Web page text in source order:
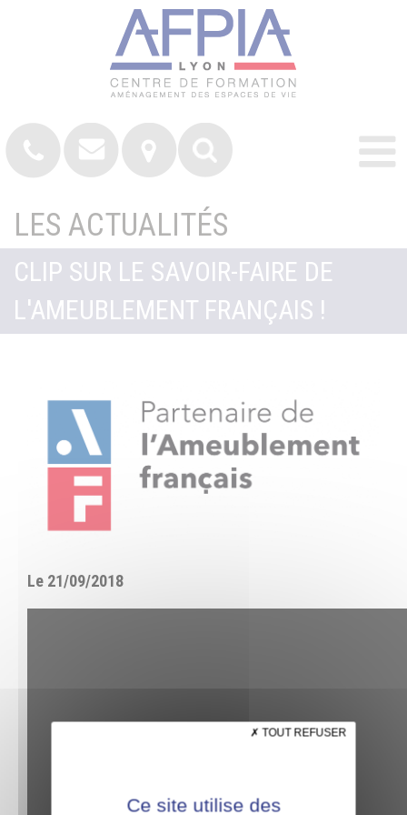
LES ACTUALITÉS
CLIP SUR LE SAVOIR-FAIRE DE
L'AMEUBLEMENT FRANÇAIS !
Le 21/09/2018
Ce site utilise des
TOUT REFUSER